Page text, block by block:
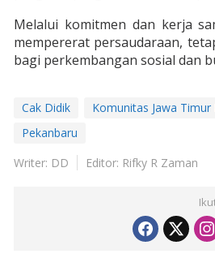
Melalui komitmen dan kerja
mempererat persaudaraan,
bagi perkembangan sosial dan
Cak Didik Komunitas Jawa Timur
Pekanbaru
Writer: DD
Editor: Rifky R Zaman